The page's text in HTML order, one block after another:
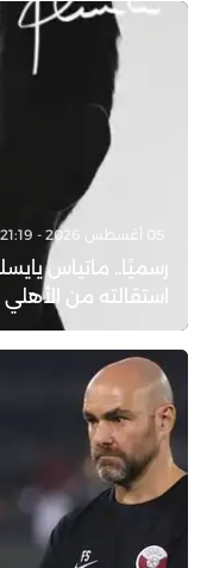
رسميًا.. ماتياس
استقالته من